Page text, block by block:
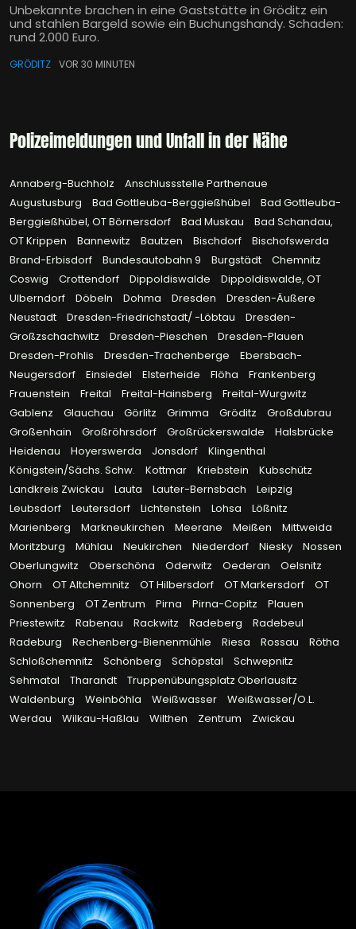
Unbekannte brachen in eine Gaststätte in Gröditz ein
und stahlen Bargeld sowie ein Buchungshandy. Schaden:
rund 2.000 Euro.
GRÖDITZ VOR 30 MINUTEN
Polizeimeldungen und Unfall in der Nähe
Annaberg-Buchholz
Anschlussstelle Parthenaue
Augustusburg
Bad Gottleuba-Berggießhübel
Bad Gottleuba-
Berggießhübel, OT Börnersdorf
Bad Muskau
Bad Schandau,
OT Krippen
Bannewitz Bautzen Bischdorf
Bischofswerda
Brand-Erbisdorf
Bundesautobahn 9 Burgstädt
Chemnitz
Coswig
Crottendorf Dippoldiswalde
Dippoldiswalde, OT
Ulberndorf
Döbeln Dohma Dresden
Dresden-Äußere
Neustadt
Dresden-Friedrichstadt/ -Löbtau
Dresden-
Großzschachwitz
Dresden-Pieschen
Dresden-Plauen
Dresden-Prohlis
Dresden-Trachenberge
Ebersbach-
Neugersdorf
Einsiedel Elsterheide Flöha
Frankenberg
Frauenstein
Freital Freital-Hainsberg
Freital-Wurgwitz
Gablenz
Glauchau Görlitz Grimma Gröditz
Großdubrau
Großenhain
Großröhrsdorf Großrückerswalde
Halsbrücke
Heidenau
Hoyerswerda Jonsdorf
Klingenthal
Königstein/Sächs. Schw.
Kottmar Kriebstein
Kubschütz
Landkreis Zwickau
Lauta Lauter-Bernsbach
Leipzig
Leubsdorf
Leutersdorf Lichtenstein Lohsa
Lößnitz
Marienberg
Markneukirchen Meerane Meißen
Mittweida
Moritzburg
Mühlau Neukirchen Niederdorf Niesky
Nossen
Oberlungwitz
Oberschöna Oderwitz Oederan
Oelsnitz
Ohorn
OT Altchemnitz OT Hilbersdorf OT Markersdorf
OT
Sonnenberg
OT Zentrum Pirna Pirna-Copitz
Plauen
Priestewitz
Rabenau Rackwitz Radeberg
Radebeul
Radeburg
Rechenberg-Bienenmühle Riesa Rossau
Rötha
Schloßchemnitz
Schönberg Schöpstal
Schwepnitz
Sehmatal
Tharandt
Truppenübungsplatz Oberlausitz
Waldenburg
Weinböhla Weißwasser
Weißwasser/O.L.
Werdau
Wilkau-Haßlau Wilthen Zentrum Zwickau